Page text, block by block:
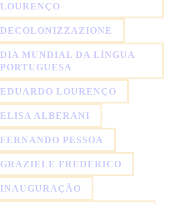
LOURENÇO
DECOLONIZZAZIONE
DIA MUNDIAL DA LÍNGUA
PORTUGUESA
EDUARDO LOURENÇO
ELISA ALBERANI
FERNANDO PESSOA
GRAZIELE FREDERICO
INAUGURAÇÃO